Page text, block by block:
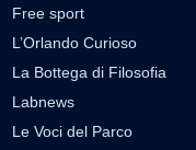
Free sport
L’Orlando Curioso
La Bottega di Filosofia
Labnews
Le Voci del Parco